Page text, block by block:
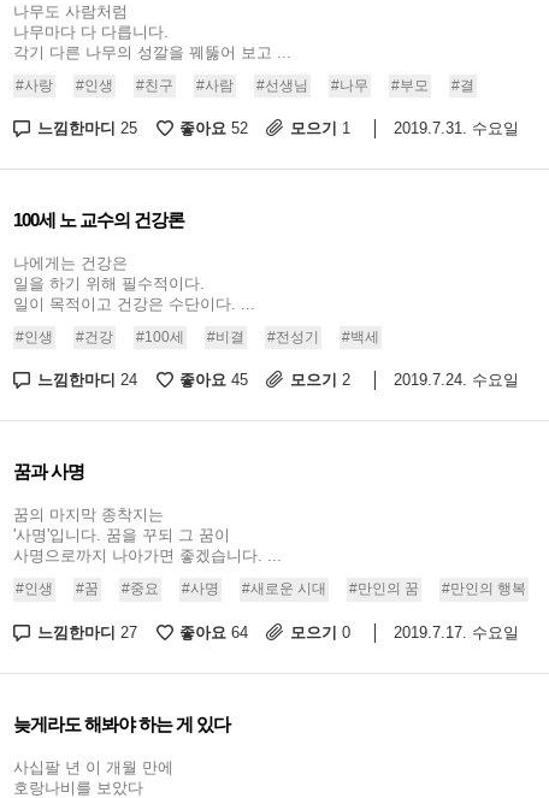
나무도 사람처럼
나무마다 다 다릅니다.
각기 다른 나무의 성깔을 꿰뚫어 보고 ...
#사랑 #인생 #친구 #사람 #선생님 #나무 #부모 #결
느낌한마디 25 좋아요 52 모으기 1 2019.7.31. 수요일
100세 노 교수의 건강론
나에게는 건강은
일을 하기 위해 필수적이다.
일이 목적이고 건강은 수단이다. ...
#인생 #건강 #100세 #비결 #전성기 #백세
느낌한마디 24 좋아요 45 모으기 2 2019.7.24. 수요일
꿈과 사명
꿈의 마지막 종착지는
'사명'입니다. 꿈을 꾸되 그 꿈이
사명으로까지 나아가면 좋겠습니다. ...
#인생 #꿈 #중요 #사명 #새로운 시대 #만인의 꿈 #만인의 행복
느낌한마디 27 좋아요 64 모으기 0 2019.7.17. 수요일
늦게라도 해봐야 하는 게 있다
사십팔 년 이 개월 만에
호랑나비를 보았다